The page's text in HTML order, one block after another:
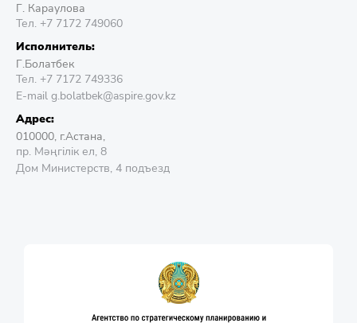
Г. Караулова
Тел. +7 7172 749060
Исполнитель:
Г.Болатбек
Тел. +7 7172 749336
E-mail g.bolatbek@aspire.gov.kz
Адрес:
010000, г.Астана,
пр. Мәңгілік ел, 8
Дом Министерств, 4 подъезд